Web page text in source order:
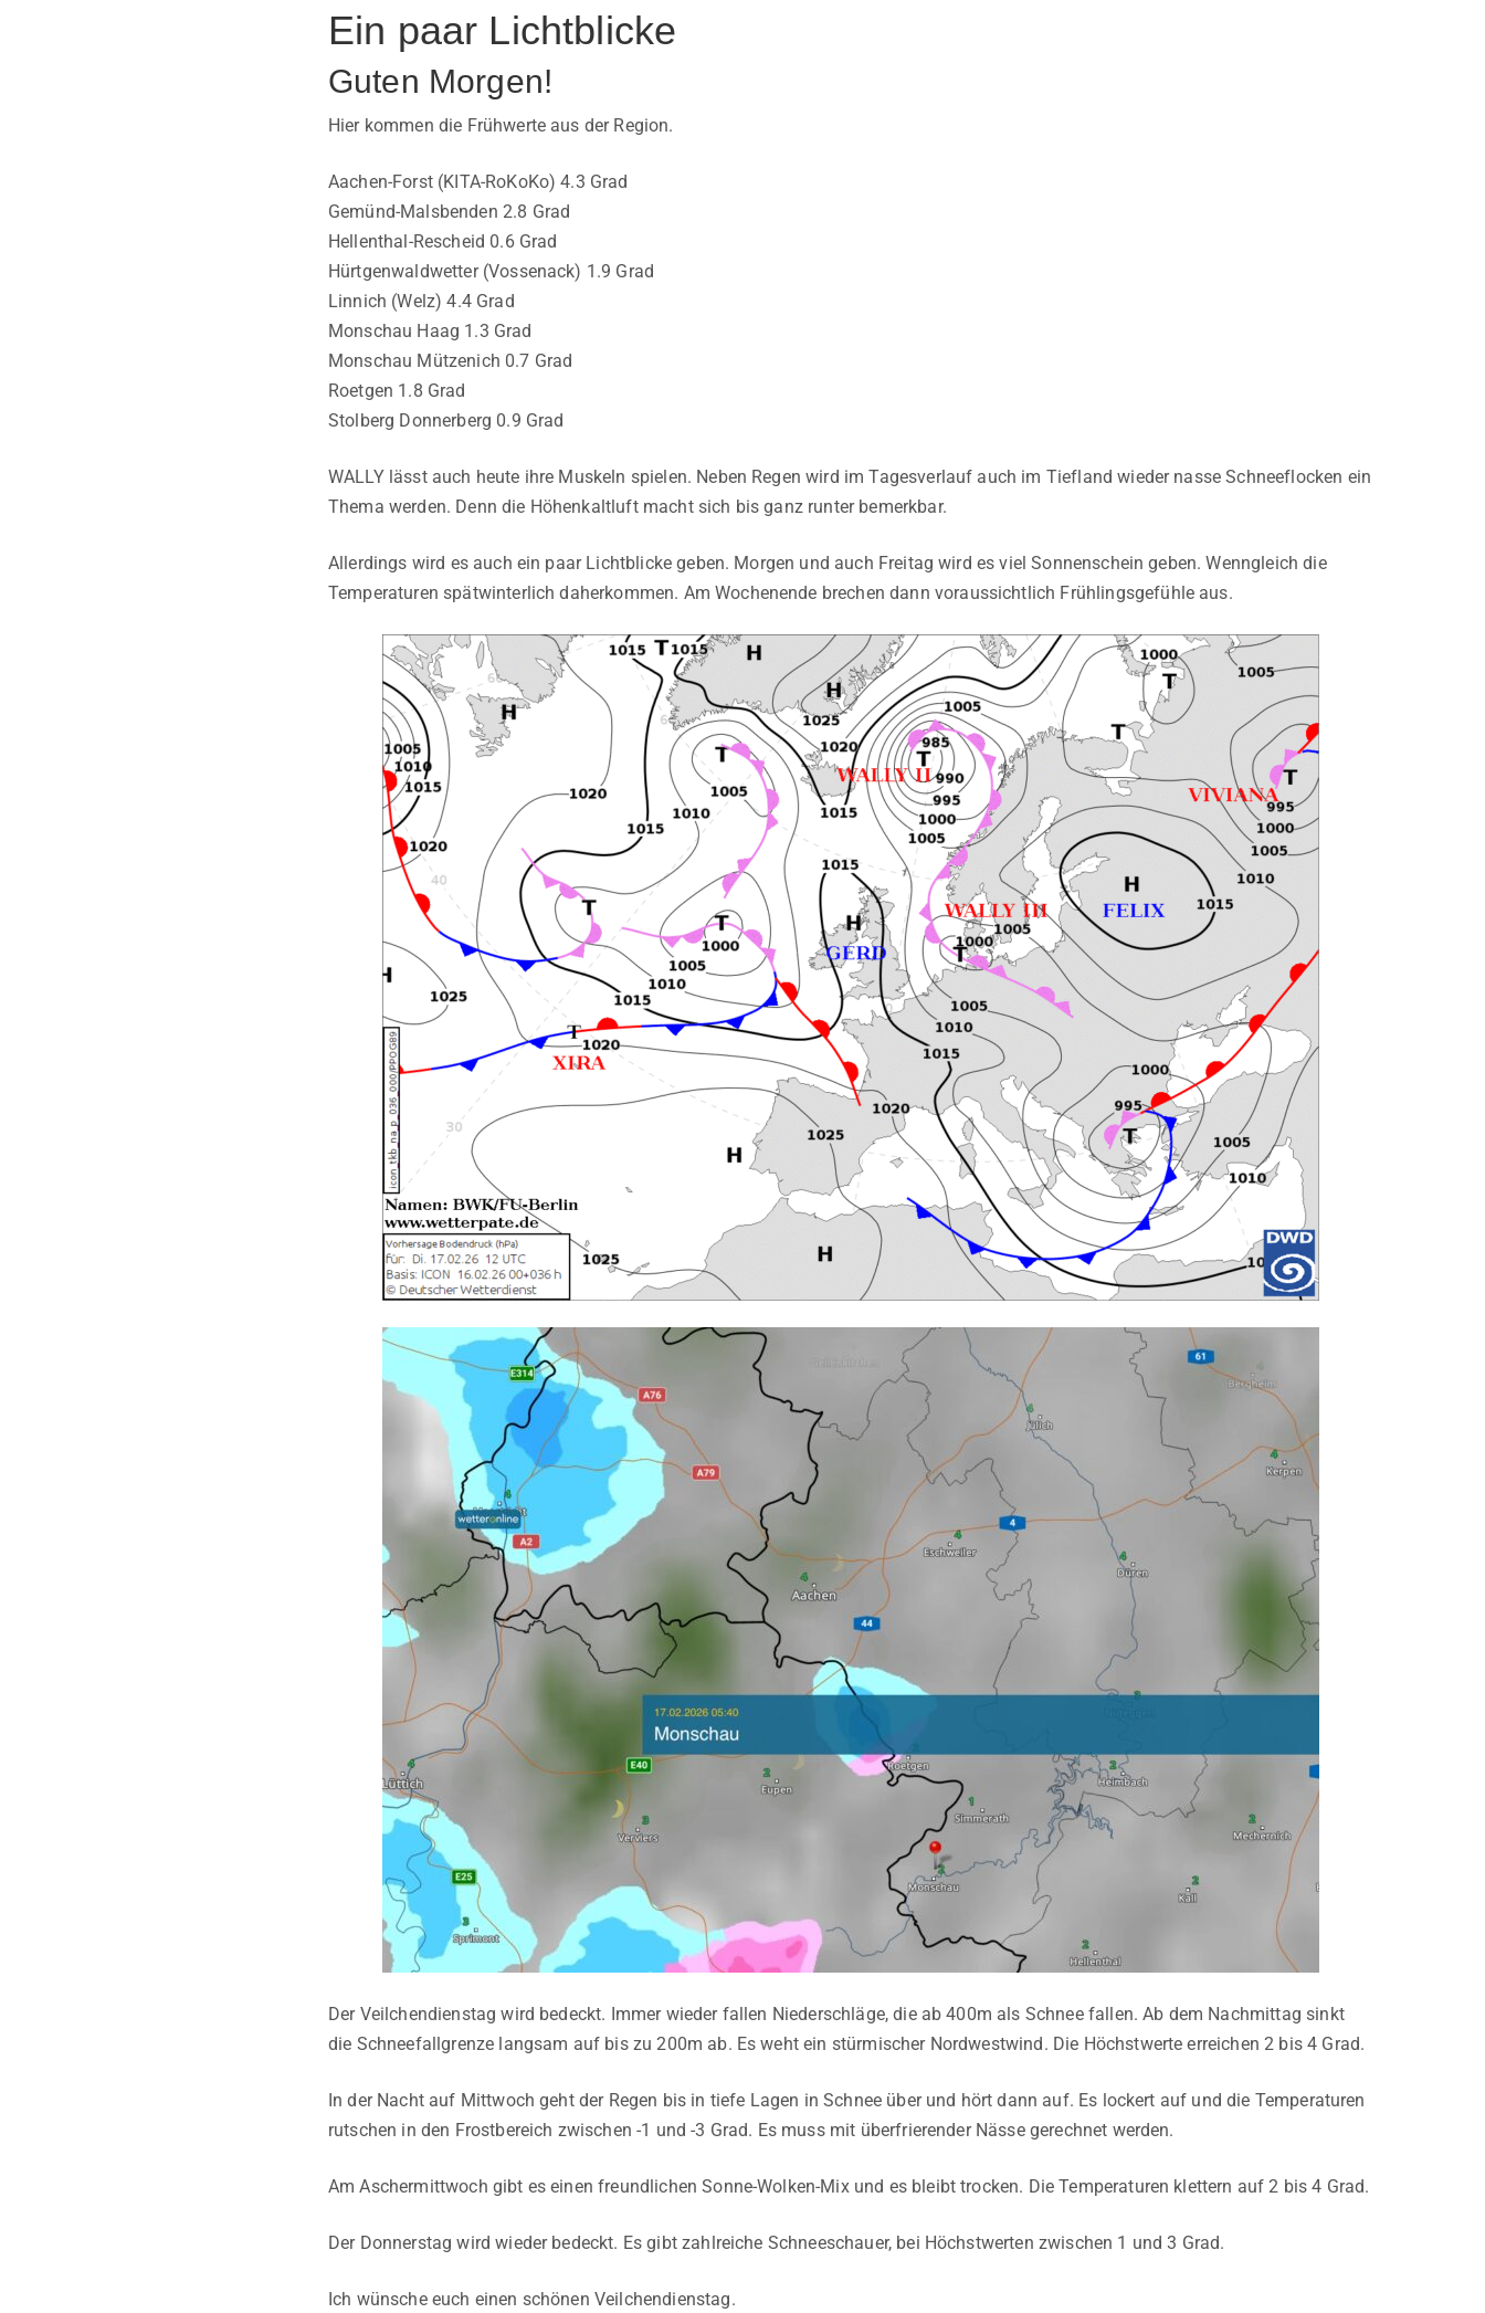
Ein paar Lichtblicke
Guten Morgen!
Hier kommen die Frühwerte aus der Region.
Aachen-Forst (KITA-RoKoKo) 4.3 Grad
Gemünd-Malsbenden 2.8 Grad
Hellenthal-Rescheid 0.6 Grad
Hürtgenwaldwetter (Vossenack) 1.9 Grad
Linnich (Welz) 4.4 Grad
Monschau Haag 1.3 Grad
Monschau Mützenich 0.7 Grad
Roetgen 1.8 Grad
Stolberg Donnerberg 0.9 Grad
WALLY lässt auch heute ihre Muskeln spielen. Neben Regen wird im Tagesverlauf auch im Tiefland wieder nasse Schneeflocken ein
Thema werden. Denn die Höhenkaltluft macht sich bis ganz runter bemerkbar.
Allerdings wird es auch ein paar Lichtblicke geben. Morgen und auch Freitag wird es viel Sonnenschein geben. Wenngleich die
Temperaturen spätwinterlich daherkommen. Am Wochenende brechen dann voraussichtlich Frühlingsgefühle aus.
Der Veilchendienstag wird bedeckt. Immer wieder fallen Niederschläge, die ab 400m als Schnee fallen. Ab dem Nachmittag sinkt
die Schneefallgrenze langsam auf bis zu 200m ab. Es weht ein stürmischer Nordwestwind. Die Höchstwerte erreichen 2 bis 4 Grad.
In der Nacht auf Mittwoch geht der Regen bis in tiefe Lagen in Schnee über und hört dann auf. Es lockert auf und die Temperaturen
rutschen in den Frostbereich zwischen -1 und -3 Grad. Es muss mit überfrierender Nässe gerechnet werden.
Am Aschermittwoch gibt es einen freundlichen Sonne-Wolken-Mix und es bleibt trocken. Die Temperaturen klettern auf 2 bis 4 Grad.
Der Donnerstag wird wieder bedeckt. Es gibt zahlreiche Schneeschauer, bei Höchstwerten zwischen 1 und 3 Grad.
Ich wünsche euch einen schönen Veilchendienstag.